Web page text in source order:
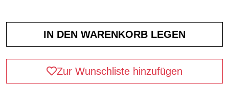
Zur Wunschliste hinzufügen